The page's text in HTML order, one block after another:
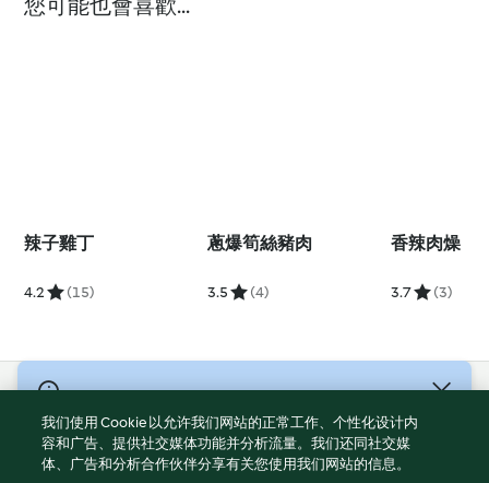
您可能也會喜歡...
辣子雞丁
4.2 (15)
蔥爆筍絲豬肉
3.5 (4)
香辣肉燥
3.7 (3)
服務條款
隱私權政策
我们使用 Cookie 以允许我们网站的正常工作、个性化设计内
容和广告、提供社交媒体功能并分析流量。我们还同社交媒
体、广告和分析合作伙伴分享有关您使用我们网站的信息。